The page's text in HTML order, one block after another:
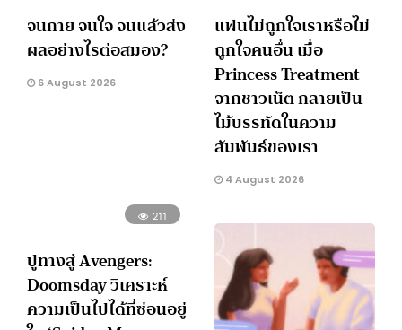
จนกาย จนใจ จนแล้วส่ง
ผลอย่างไรต่อสมอง?
6 August 2026
แฟนไม่ถูกใจเราหรือไม่
ถูกใจคนอื่น เมื่อ
Princess Treatment
จากชาวเน็ต กลายเป็น
ไม้บรรทัดในความ
สัมพันธ์ของเรา
4 August 2026
211
ปูทางสู่ Avengers:
Doomsday วิเคราะห์
ความเป็นไปได้ที่ซ่อนอยู่